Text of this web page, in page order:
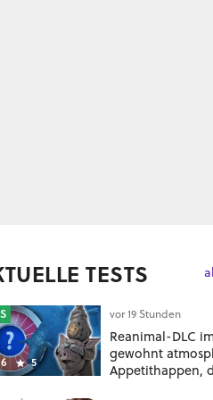
TESTS
5
vor 19 Stunden
Reanimal-DLC
gewohnt
Appetithappen,